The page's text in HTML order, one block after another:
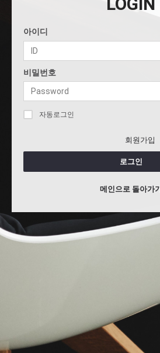
아이디
비밀번호
자동로그인
회원가입
로그인
메인으로 돌아가기